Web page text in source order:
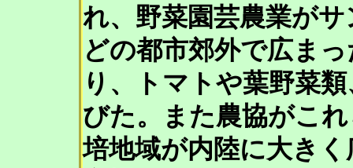
れ、野菜園芸農業が
どの都市郊外で広ま
り、トマトや葉野菜
びた。また農協がこ
培地域が内陸に大き